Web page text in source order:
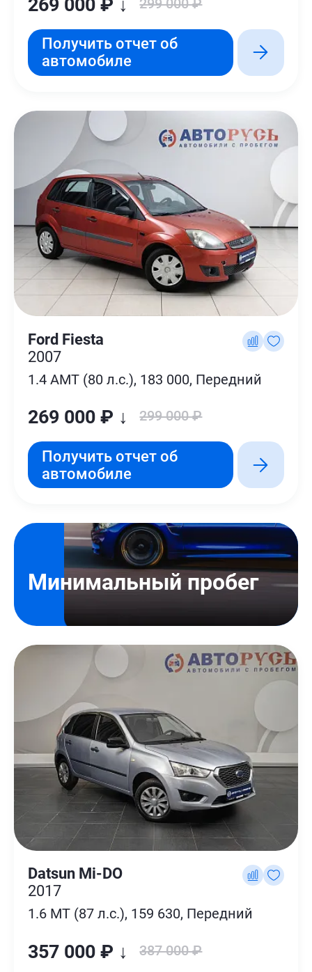
269 000 ₽ ↓ 299 000 ₽
Получить отчет об
автомобиле
Ford Fiesta
2007
1.4 AMT (80 л.с.), 183 000, Передний
269 000 ₽ ↓ 299 000 ₽
Получить отчет об
автомобиле
Минимальный пробег
Datsun Mi-DO
2017
1.6 MT (87 л.с.), 159 630, Передний
357 000 ₽ ↓ 387 000 ₽